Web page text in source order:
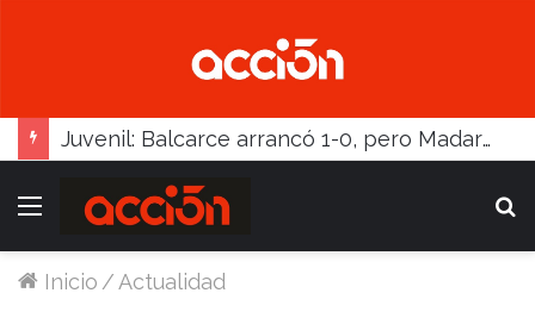
Juvenil: Balcarce arrancó 1-0, pero Madariaga lo dio vuelta
Menú
Inicio /Actualidad